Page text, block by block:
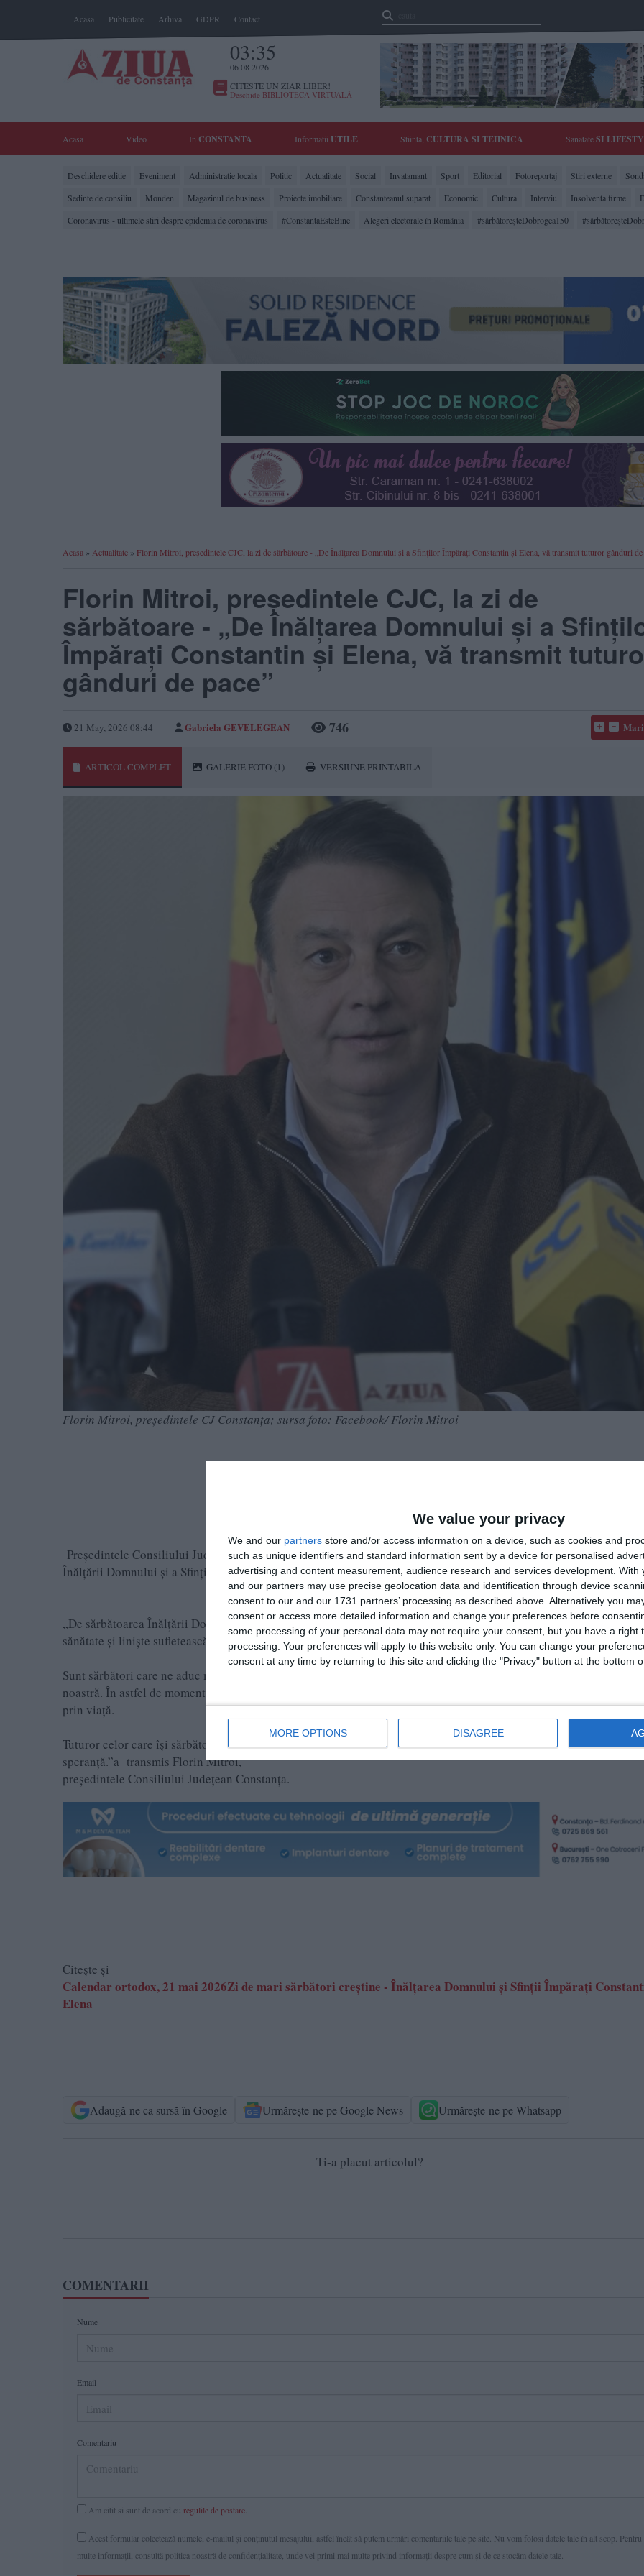
We value your privacy
We and our partners store and/or access information on a device, such as cookies and
such as unique identifiers and standard information sent by a device for personalised
advertising and content measurement, audience research and services development. With
and our partners may use precise geolocation data and identification through device
consent to our and our 1731 partners’ processing as described above. Alternatively you
consent or access more detailed information and change your preferences before
some processing of your personal data may not require your consent, but you have a right
processing. Your preferences will apply to this website only. You can change your
consent at any time by returning to this site and clicking the "Privacy" button at the bottom
MORE OPTIONS DISAGREE
Acasa Publicitate Arhiva GDPR Contact
03:35
06 08 2026
CITESTE UN ZIAR LIBER!
Deschide BIBLIOTECA VIRTUALĂ
Acasa Video In CONSTANTA Informatii UTILE Stiinta, CULTURA SI TEHNICA SanatateSI
Deschidere editie Eveniment Administratie locala Politic Actualitate Social Invatamant Sport Editorial Fotoreportaj Stiri externe
Sedinte de consiliu
Monden Magazinul de business Proiecte imobiliare Constanteanul suparat Economic Cultura Interviu Insolventa firme
Coronavirus - ultimele stiri despre epidemia de coronavirus
#ConstantaEsteBine Alegeri electorale în România #sărbătoreşteDobrogea150
Acasa » Actualitate » Florin Mitroi, președintele CJC, la zi de sărbătoare - „De Înălțarea Domnului și a Sfinților Împărați Constantin și Elena, vă transmit tuturor gânduri de
Florin Mitroi, președintele CJC, la zi de
sărbătoare - „De Înălțarea Domnului și a
Împărați Constantin și Elena, vă transmit
gânduri de pace”
21 May, 2026 08:44 Gabriela GEVELEGEAN 746
ARTICOL COMPLET GALERIE FOTO (1) VERSIUNE PRINTABILA
Florin Mitroi, președintele CJ Constanța; sursa foto: Facebook/ Florin Mitroi
Președintele Consiliului Județean Constanța, Florin Mitroi, a transmis un mesaj constănțenilor cu prilejul
Înălțării Domnului și a Sfinților Împărați Constantin și Elena.
„De sărbătoarea Înălțării Domnului și a Sfinților Împărați Constantin și Elena, vă transmit tuturor gânduri de pace,
sănătate și liniște sufletească.
Sunt sărbători care ne aduc mai aproape de cei dragi, de credință și de tot ceea ce are cu adevărat valoare în viața
noastră. În astfel de momente, simțim mai mult cât de importante sunt familia, sprijinul și oamenii alături de care
prin viață.
Tuturor celor care își sărbătoresc onomastica le urez din inimă „La mulți ani!”, cu bucurii, iubire și multe motive
speranță.”a transmis Florin Mitroi,
președintele Consiliului Județean Constanța.
Citește și
Calendar ortodox, 21 mai 2026Zi de mari sărbători creștine - Înălțarea Domnului și Sfinții Împărați
Elena
Adaugă-ne ca sursă în Google Urmărește-ne pe Google News Urmărește-ne pe Whatsapp
Ti-a placut articolul?
COMENTARII
Nume
Email
Comentariu
Am citit si sunt de acord cu regulile de postare
Acest formular colectează numele, e-mailul şi conținutul mesajului, astfel încât să putem urmări comentariile tale pe site. Nu vom folosi datele tale în alt scop. Pentru
multe informaţii, consultă politica noastră de confidenţialitate, unde vei primi mai multe privind informaţii despre cum și de ce stocăm datele tale.